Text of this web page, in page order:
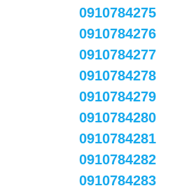
0910784275
0910784276
0910784277
0910784278
0910784279
0910784280
0910784281
0910784282
0910784283